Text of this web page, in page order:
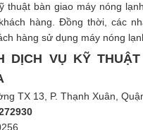
thuật bàn giao máy nóng
hàng. Đồng thời, các
hàng sử dụng máy nóng
DỊCH VỤ KỸ
TX 13, P. Thạnh Xuân,